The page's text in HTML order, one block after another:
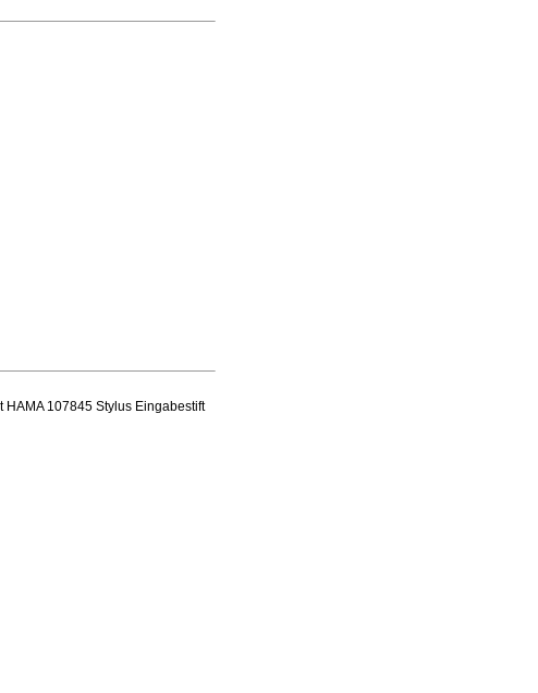
107845 Stylus Eingabestift